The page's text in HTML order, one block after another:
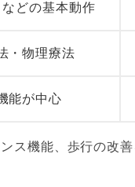
どの基本動作
・物理療法
能が中心
ス機能、歩行の改